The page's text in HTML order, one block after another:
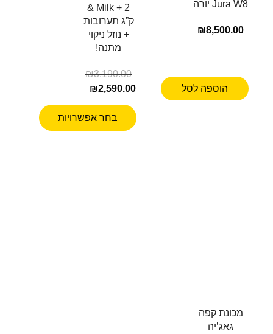
Jura W8 יורה
₪8,500.00
הוספה לסל
& Milk + 2
ק”ג תערובות
+ נוזל ניקוי
מתנה!
₪3,190.00
₪2,590.00
בחר אפשרויות
מכונת קפה
גאג’יה